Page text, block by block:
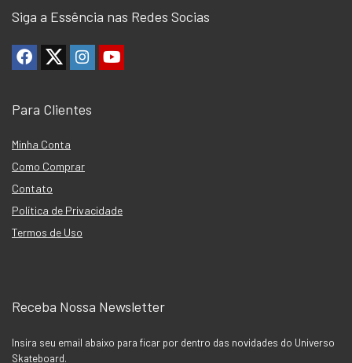
Siga a Essência nas Redes Socias
Para Clientes
Minha Conta
Como Comprar
Contato
Política de Privacidade
Termos de Uso
Receba Nossa Newsletter
Insira seu email abaixo para ficar por dentro das novidades do Universo
Skateboard.